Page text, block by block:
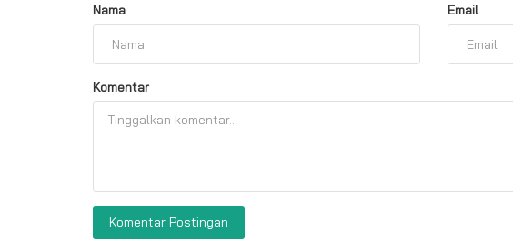
Nama Email
Komentar
Komentar Postingan